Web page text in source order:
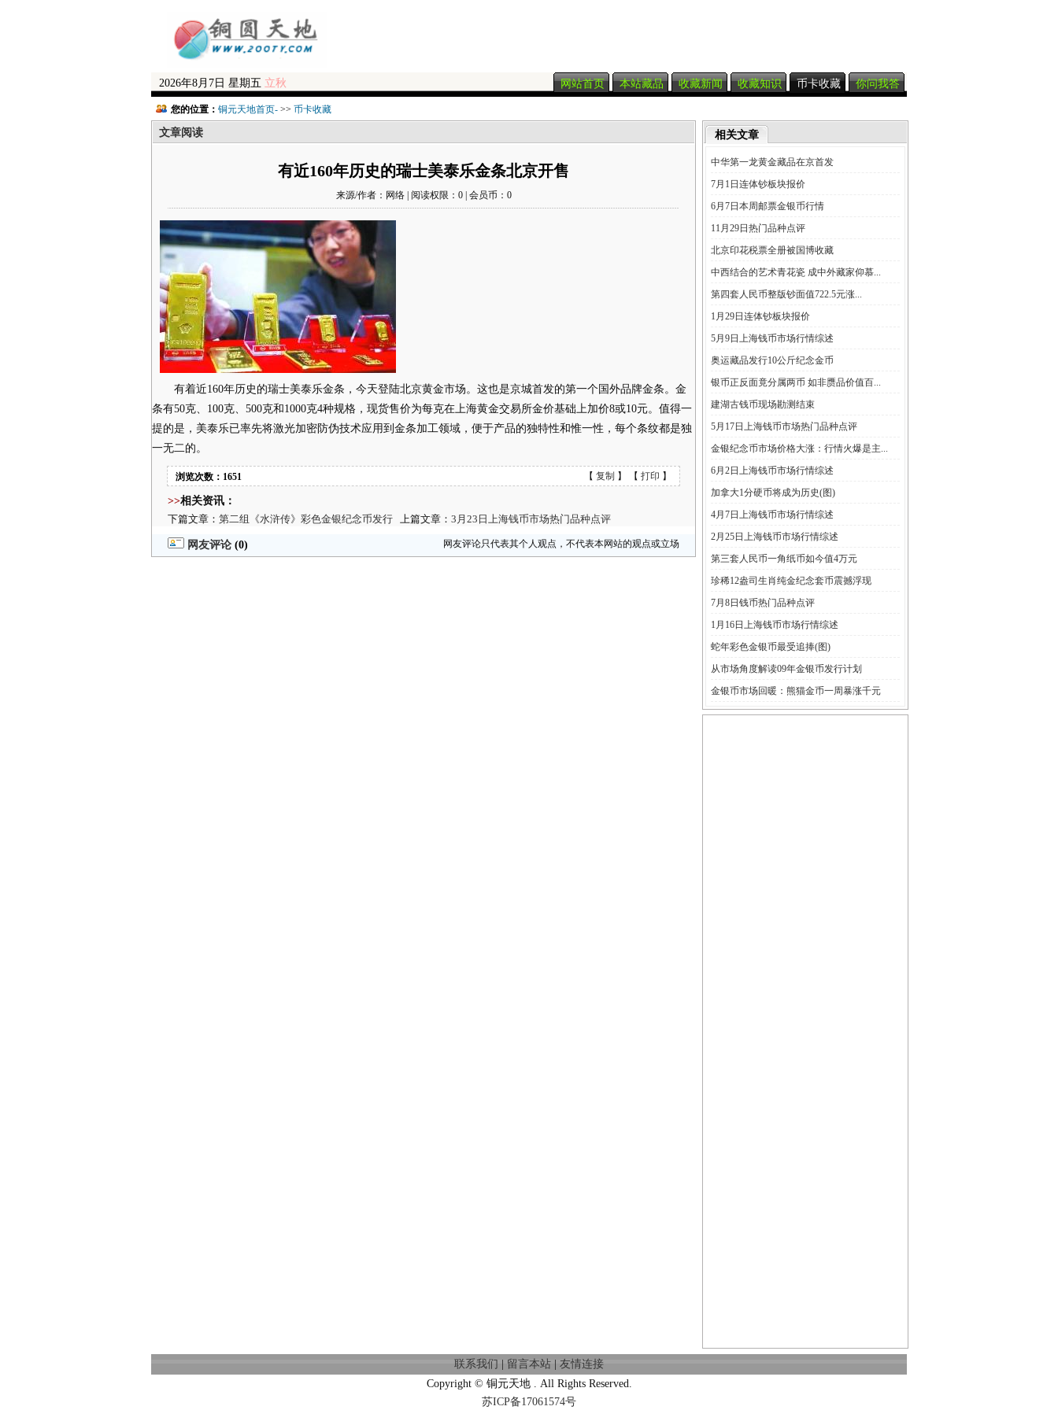
2026年8月7日 星期五 立秋 网站首页 本站藏品 收藏新闻 收藏知识 币卡收藏 你问我答
您的位置： 铜元天地首页- >> 币卡收藏
文章阅读
有近160年历史的瑞士美泰乐金条北京开售
来源/作者：网络 | 阅读权限：0 | 会员币：0
有着近160年历史的瑞士美泰乐金条，今天登陆北京黄金市场。这也是京城首发的第一个国外品牌金条。金
条有50克、100克、500克和1000克4种规格，现货售价为每克在上海黄金交易所金价基础上加价8或10元。值得一
提的是，美泰乐已率先将激光加密防伪技术应用到金条加工领域，便于产品的独特性和惟一性，每个条纹都是独
一无二的。
浏览次数：1651 【 复制 】 【 打印 】
>>相关资讯：
下篇文章： 第二组《水浒传》彩色金银纪念币发行 上篇文章： 3月23日上海钱币市场热门品种点评
网友评论 (0) 网友评论只代表其个人观点，不代表本网站的观点或立场
相关文章
中华第一龙黄金藏品在京首发
7月1日连体钞板块报价
6月7日本周邮票金银币行情
11月29日热门品种点评
北京印花税票全册被国博收藏
中西结合的艺术青花瓷 成中外藏家仰慕...
第四套人民币整版钞面值722.5元涨...
1月29日连体钞板块报价
5月9日上海钱币市场行情综述
奥运藏品发行10公斤纪念金币
银币正反面竟分属两币 如非赝品价值百...
建湖古钱币现场勘测结束
5月17日上海钱币市场热门品种点评
金银纪念币市场价格大涨：行情火爆是主...
6月2日上海钱币市场行情综述
加拿大1分硬币将成为历史(图)
4月7日上海钱币市场行情综述
2月25日上海钱币市场行情综述
第三套人民币一角纸币如今值4万元
珍稀12盎司生肖纯金纪念套币震撼浮现
7月8日钱币热门品种点评
1月16日上海钱币市场行情综述
蛇年彩色金银币最受追捧(图)
从市场角度解读09年金银币发行计划
金银币市场回暖：熊猫金币一周暴涨千元
联系我们 留言本站
友情连接
Copyright © 铜元天地 . All Rights Reserved.
苏ICP备17061574号